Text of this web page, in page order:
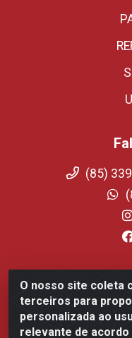
O nosso site coleta
terceiros para
personalizada ao
relevante de
(85)
Fortali
Tomaz Coelho,
60.863-254-